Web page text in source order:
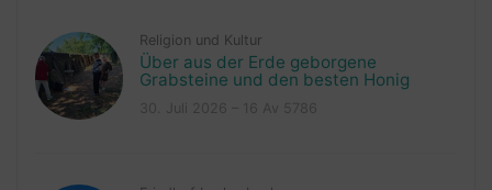
Religion und Kultur
Über aus der Erde geborgene
Grabsteine und den besten Honig